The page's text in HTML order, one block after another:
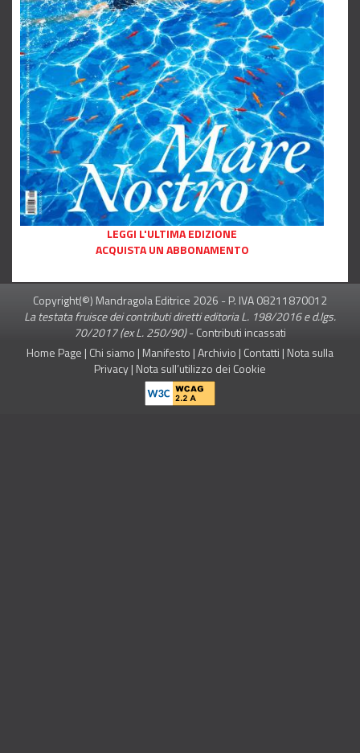
LEGGI L'ULTIMA EDIZIONE
ACQUISTA UN ABBONAMENTO
Copyright(©) Mandragola Editrice 2026 - P. IVA 08211870012
La testata fruisce dei contributi diretti editoria L. 198/2016 e d.lgs.
70/2017 (ex L. 250/90)-Contributi incassati
Home Page | Chi siamo | Manifesto |Archivio | Contatti | Nota sulla
Privacy| Nota sull’utilizzo dei Cookie